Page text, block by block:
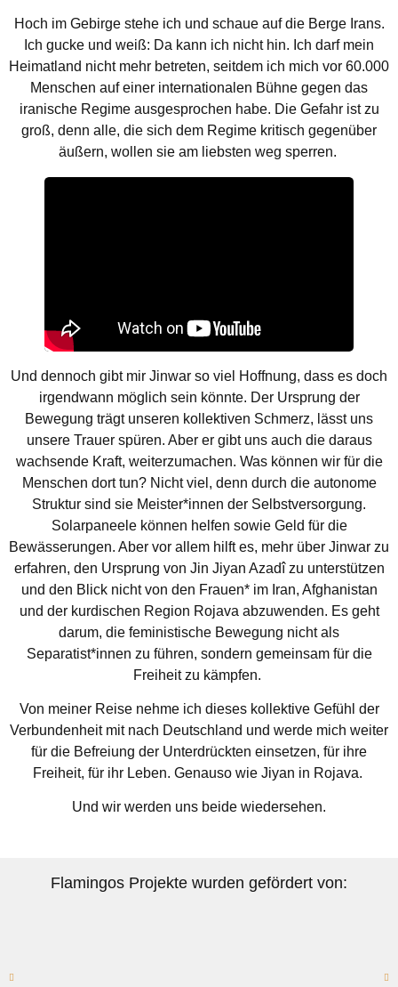
Hoch im Gebirge stehe ich und schaue auf die Berge Irans.
Ich gucke und weiß: Da kann ich nicht hin. Ich darf mein
Heimatland nicht mehr betreten, seitdem ich mich vor 60.000
Menschen auf einer internationalen Bühne gegen das
iranische Regime ausgesprochen habe. Die Gefahr ist zu
groß, denn alle, die sich dem Regime kritisch gegenüber
äußern, wollen sie am liebsten weg sperren.
Und dennoch gibt mir Jinwar so viel Hoffnung, dass es doch
irgendwann möglich sein könnte. Der Ursprung der
Bewegung trägt unseren kollektiven Schmerz, lässt uns
unsere Trauer spüren. Aber er gibt uns auch die daraus
wachsende Kraft, weiterzumachen. Was können wir für die
Menschen dort tun? Nicht viel, denn durch die autonome
Struktur sind sie Meister*innen der Selbstversorgung.
Solarpaneele können helfen sowie Geld für die
Bewässerungen. Aber vor allem hilft es, mehr über Jinwar zu
erfahren, den Ursprung von Jin Jiyan Azadî zu unterstützen
und den Blick nicht von den Frauen* im Iran, Afghanistan
und der kurdischen Region Rojava abzuwenden. Es geht
darum, die feministische Bewegung nicht als
Separatist*innen zu führen, sondern gemeinsam für die
Freiheit zu kämpfen.
Von meiner Reise nehme ich dieses kollektive Gefühl der
Verbundenheit mit nach Deutschland und werde mich weiter
für die Befreiung der Unterdrückten einsetzen, für ihre
Freiheit, für ihr Leben. Genauso wie Jiyan in Rojava.
Und wir werden uns beide wiedersehen.
Flamingos Projekte wurden gefördert von: